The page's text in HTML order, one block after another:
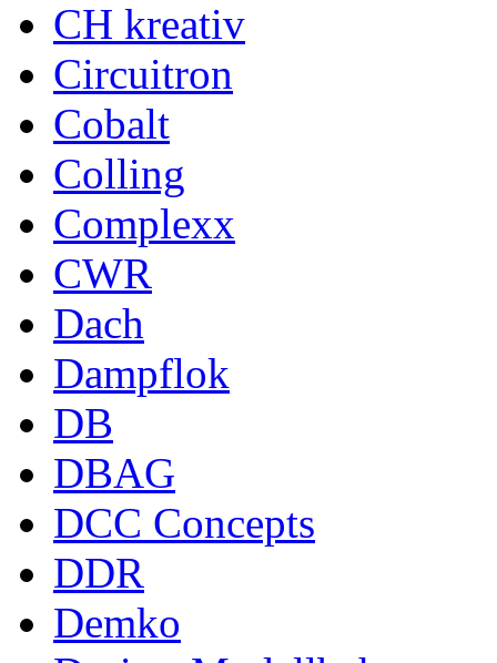
CH kreativ
Circuitron
Cobalt
Colling
Complexx
CWR
Dach
Dampflok
DB
DBAG
DCC Concepts
DDR
Demko